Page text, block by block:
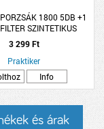
1800 5DB +1
SZINTETIKUS
3 299 Ft
Praktiker
Info
és árak